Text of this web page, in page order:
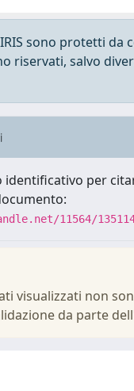
sono protetti da
riservati, salvo
identificativo per
11564/
visualizzati non
da parte